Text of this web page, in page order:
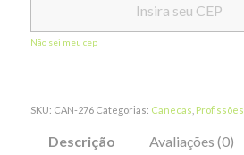
Não sei meu cep
SKU: CAN-276 Categorias: Canecas Profissões
Descrição Avaliações (0)